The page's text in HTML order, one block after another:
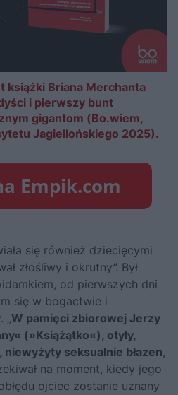
książki Briana Merchanta
i pierwszy bunt
gigantom (Bo.wiem,
Jagiellońskiego 2025).
się również dziecięcymi
złośliwy i okrutny”. Był
od pierwszych dni
się w bogactwie i
„W pamięci zbiorowej Jerzy
(»Książątko«), otyły,
seksualnie błazen,
na moment, kiedy jego
ojciec zostanie uznany